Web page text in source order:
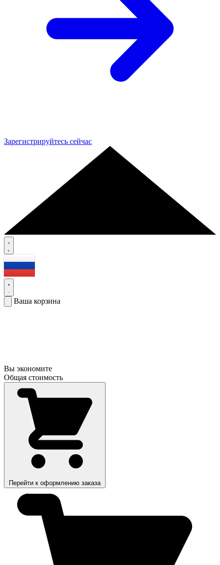
Зарегистрируйтесь сейчас
Ваша корзина
Вы экономите
Общая стоимость
Перейти к оформлению заказа